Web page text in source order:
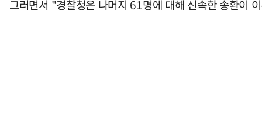
그러면서 "경찰청은 나머지 61명에 대해 신속한 송환이